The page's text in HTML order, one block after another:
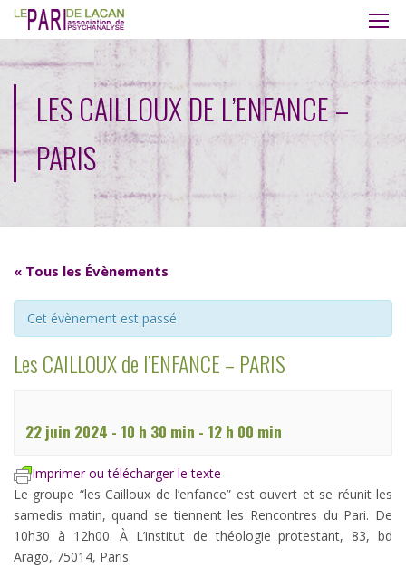
LES CAILLOUX DE L’ENFANCE –
PARIS
« Tous les Évènements
Cet évènement est passé
Les CAILLOUX de l’ENFANCE – PARIS
22 juin 2024 - 10 h 30 min - 12 h 00 min
Imprimer ou télécharger le texte
Le groupe “les Cailloux de l’enfance” est ouvert et se réunit les
samedis matin, quand se tiennent les Rencontres du Pari. De
10h30 à 12h00. À L’institut de théologie protestant, 83, bd
Arago, 75014, Paris.